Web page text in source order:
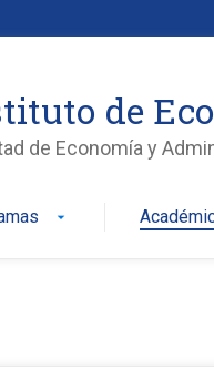
de
de Economía y
arrow_drop_down